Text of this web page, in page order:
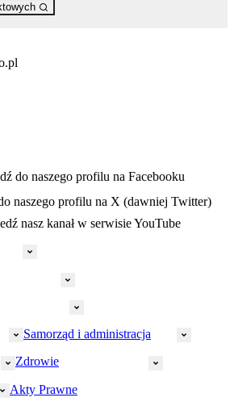
się w nowej karcie
do naszego profilu na Facebooku
karcie
naszego profilu na X (dawniej Twitter)
się w nowej karcie
nasz kanał w serwisie YouTube
Samorząd i administracja
Bezpieczeństwo publiczne
Zdrowie
Akty Prawne